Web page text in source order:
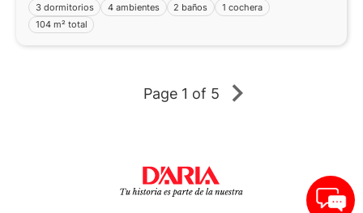
3 dormitorios 4 ambientes 2 baños
1 cochera
104 m² total
Page 1 of 5